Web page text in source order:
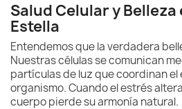
Salud Celular y Belleza
Estella
Entendemos que la verdadera
Nuestras células se comunican
partículas de luz que coordinan
organismo. Cuando el estrés
cuerpo pierde su armonía natural.